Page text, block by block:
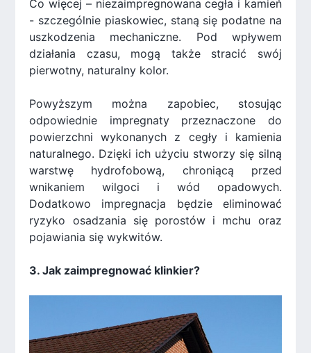
Co więcej – niezaimpregnowana cegła i kamień
- szczególnie piaskowiec, staną się podatne na
uszkodzenia mechaniczne. Pod wpływem
działania czasu, mogą także stracić swój
pierwotny, naturalny kolor.
Powyższym można zapobiec, stosując
odpowiednie impregnaty przeznaczone do
powierzchni wykonanych z cegły i kamienia
naturalnego. Dzięki ich użyciu stworzy się silną
warstwę hydrofobową, chroniącą przed
wnikaniem wilgoci i wód opadowych.
Dodatkowo impregnacja będzie eliminować
ryzyko osadzania się porostów i mchu oraz
pojawiania się wykwitów.
3. Jak zaimpregnować klinkier?